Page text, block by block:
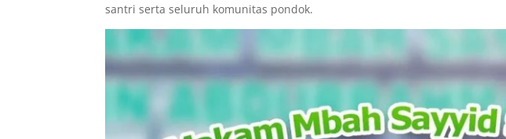
santri serta seluruh komunitas pondok.